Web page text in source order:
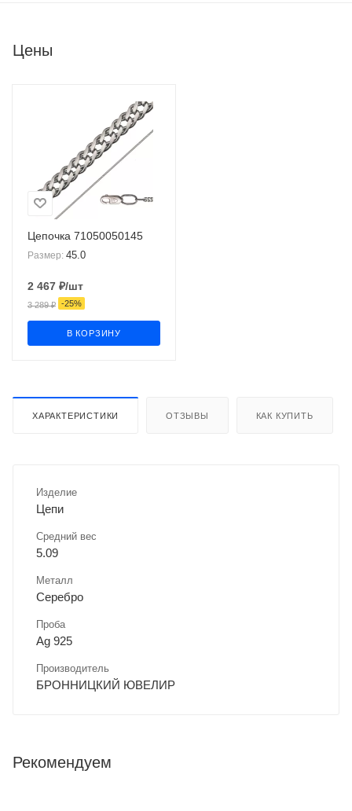
Цены
Цепочка 71050050145
Размер: 45.0
2 467 ₽/шт
3 289₽ -25%
В КОРЗИНУ
ХАРАКТЕРИСТИКИ ОТЗЫВЫ КАК КУПИТЬ
Изделие
Цепи
Средний вес
5.09
Металл
Серебро
Проба
Ag 925
Производитель
БРОННИЦКИЙ ЮВЕЛИР
Рекомендуем